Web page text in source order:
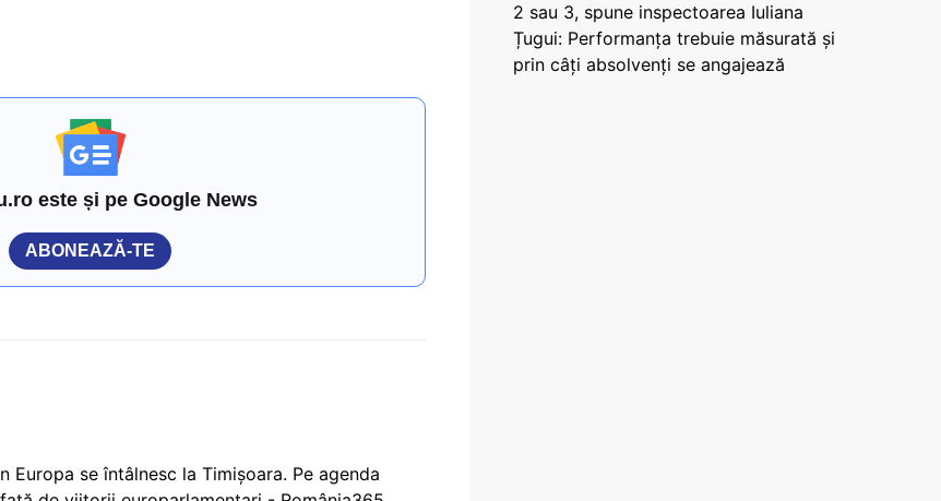
este și pe Google News
ABONEAZĂ-TE
Europa se întâlnesc la Timișoara. Pe agenda
2 sau 3, spune inspectoarea Iuliana
Țugui: Performanța trebuie măsurată și
prin câți absolvenți se angajează